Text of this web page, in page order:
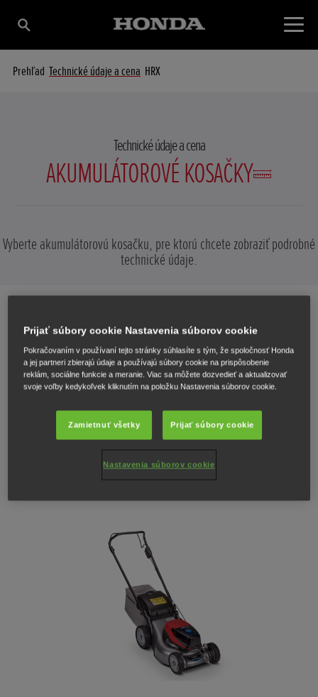
Prehľad Technické údaje a cena HRX
Technické údaje a cena
AKUMULÁTOROVÉ KOSAČKY
Vyberte akumulátorovú kosačku, pre ktorú chcete zobraziť podrobné
technické údaje.
Kosačka bez pojazdu s veľkým 42-litrovým košom na trávu a pôsobivým
41 cm oceľovým žacím telesom.
505 EUR*
ZOZNAM PREDAJCOV
Prijať súbory cookie Nastavenia súborov cookie
Pokračovaním v používaní tejto stránky súhlasíte s tým, že spoločnosť Honda
a jej partneri zbierajú údaje a používajú súbory cookie na prispôsobenie
reklám, sociálne funkcie a meranie. Viac sa môžete dozvedieť a aktualizovať
svoje voľby kedykoľvek kliknutím na položku Nastavenia súborov cookie.
Zamietnuť všetky Prijať súbory cookie
Nastavenia súborov cookie